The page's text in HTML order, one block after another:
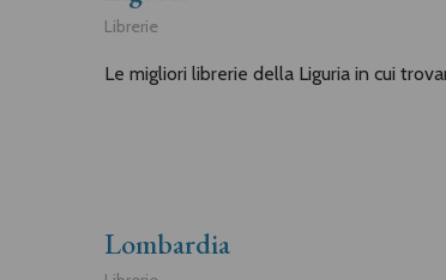
Librerie
Le migliori librerie della Liguria in cui
Lombardia